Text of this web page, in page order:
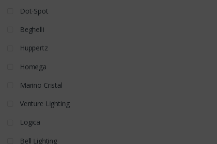
Dot-Spot
Beghelli
Huppertz
Homega
Marino Cristal
Venture Lighting
Logica
Bell Lighting